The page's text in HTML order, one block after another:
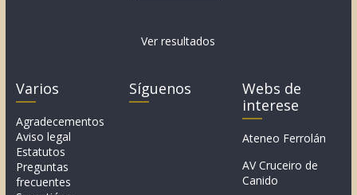
Ver resultados
Varios
Agradecementos
Aviso legal
Estatutos
Preguntas
frecuentes
Síguenos
Webs de
interese
Ateneo Ferrolán
AV Cruceiro de
Canido